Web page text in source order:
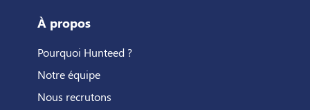
À propos
Pourquoi Hunteed ?
Notre équipe
Nous recrutons